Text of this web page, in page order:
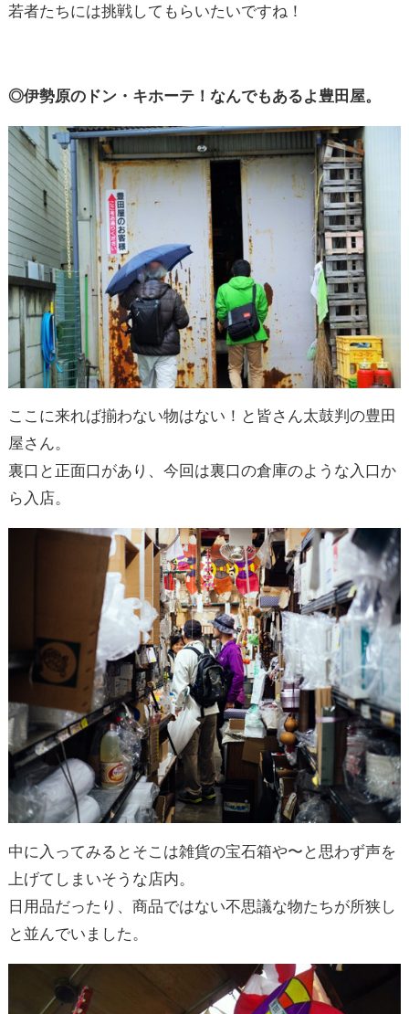
若者たちには挑戦してもらいたいですね！
◎伊勢原のドン・キホーテ！なんでもあるよ豊田屋。
ここに来れば揃わない物はない！と皆さん太鼓判の豊田
屋さん。
裏口と正面口があり、今回は裏口の倉庫のような入口か
ら入店。
中に入ってみるとそこは雑貨の宝石箱や〜と思わず声を
上げてしまいそうな店内。
日用品だったり、商品ではない不思議な物たちが所狭し
と並んでいました。